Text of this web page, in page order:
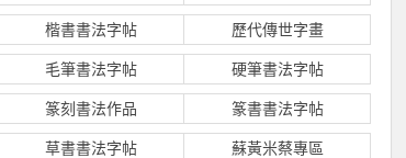
楷書書法字帖 歷代傳世字畫
毛筆書法字帖 硬筆書法字帖
篆刻書法作品 篆書書法字帖
草書書法字帖 蘇黃米蔡專區